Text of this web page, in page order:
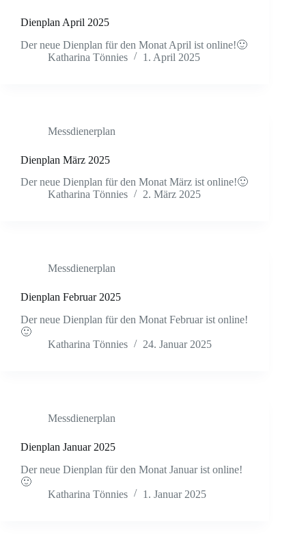
Dienplan April 2025
Der neue Dienplan für den Monat April ist online!🙂
Katharina Tönnies
1. April 2025
Messdienerplan
Dienplan März 2025
Der neue Dienplan für den Monat März ist online!🙂
Katharina Tönnies
2. März 2025
Messdienerplan
Dienplan Februar 2025
Der neue Dienplan für den Monat Februar ist online!
🙂
Katharina Tönnies
24. Januar 2025
Messdienerplan
Dienplan Januar 2025
Der neue Dienplan für den Monat Januar ist online!
🙂
Katharina Tönnies
1. Januar 2025